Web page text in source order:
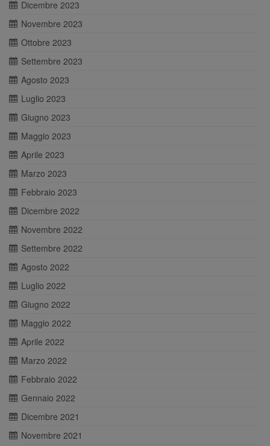
Dicembre 2023
Novembre 2023
Ottobre 2023
Settembre 2023
Agosto 2023
Luglio 2023
Giugno 2023
Maggio 2023
Aprile 2023
Marzo 2023
Febbraio 2023
Dicembre 2022
Novembre 2022
Settembre 2022
Agosto 2022
Luglio 2022
Giugno 2022
Maggio 2022
Aprile 2022
Marzo 2022
Febbraio 2022
Gennaio 2022
Dicembre 2021
Novembre 2021